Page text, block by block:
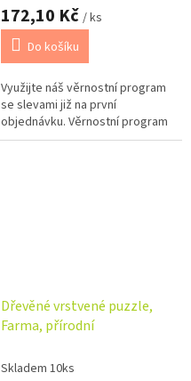
172,10 Kč / ks
Do košíku
Využijte náš věrnostní program
se slevami již na první
objednávku. Věrnostní program
Dřevěné vrstvené puzzle,
Farma, přírodní
Skladem 10ks